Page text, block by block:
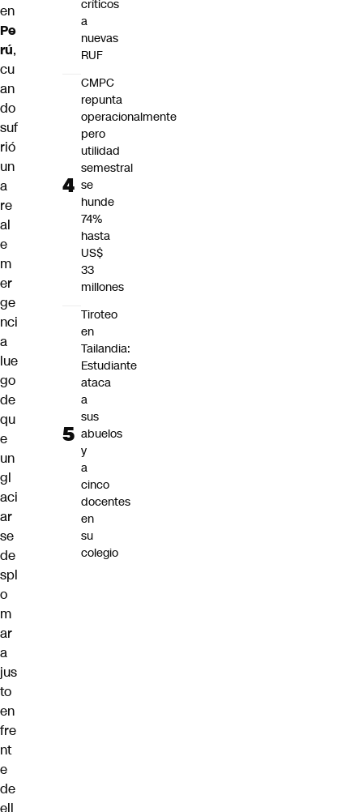
en
Pe
rú,
cu
an
do
suf
rió
un
a
re
al
e
m
er
ge
nci
a
lue
go
de
qu
e
un
gl
aci
ar
se
de
spl
o
m
ar
a
jus
to
en
fre
nt
e
de
ell
críticos
a
nuevas
RUF
CMPC
repunta
operacionalmente
pero
utilidad
semestral
se
hunde
74%
hasta
US$
33
millones
Tiroteo
en
Tailandia:
Estudiante
ataca
a
sus
abuelos
y
a
cinco
docentes
en
su
colegio